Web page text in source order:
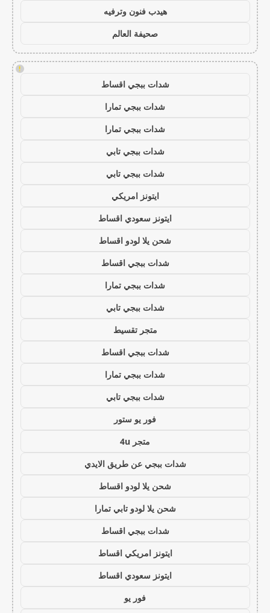
هيدب فنون وترفيه
صحيفة العالم
!
شدات ببجي اقساط
شدات ببجي تمارا
شدات ببجي تمارا
شدات ببجي تابي
شدات ببجي تابي
ايتونز امريكي
ايتونز سعودي اقساط
شحن يلا لودو اقساط
شدات ببجي اقساط
شدات ببجي تمارا
شدات ببجي تابي
متجر تقسيط
شدات ببجي اقساط
شدات ببجي تمارا
شدات ببجي تابي
فور يو ستور
متجر 4u
شدات ببجي عن طريق الايدي
شحن يلا لودو اقساط
شحن يلا لودو تابي تمارا
شدات ببجي اقساط
ايتونز امريكي اقساط
ايتونز سعودي اقساط
فور يو